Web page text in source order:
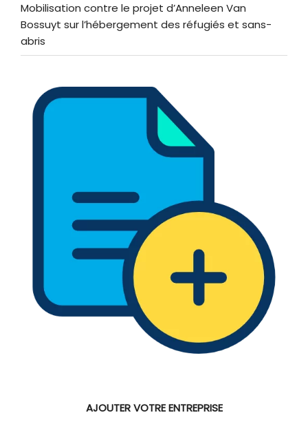
Mobilisation contre le projet d’Anneleen Van
Bossuyt sur l’hébergement des réfugiés et sans-
abris
AJOUTER VOTRE ENTREPRISE